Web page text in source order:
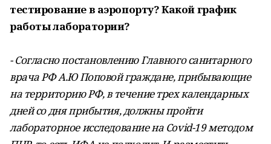
тестирование в аэропорту? Какой график
работы лаборатории?
- Согласно постановлению Главного санитарного
врача РФ А.Ю Поповой граждане, прибывающие
на территорию РФ, в течение трех календарных
дней со дня прибытия, должны пройти
лабораторное исследование на Covid-19 методом